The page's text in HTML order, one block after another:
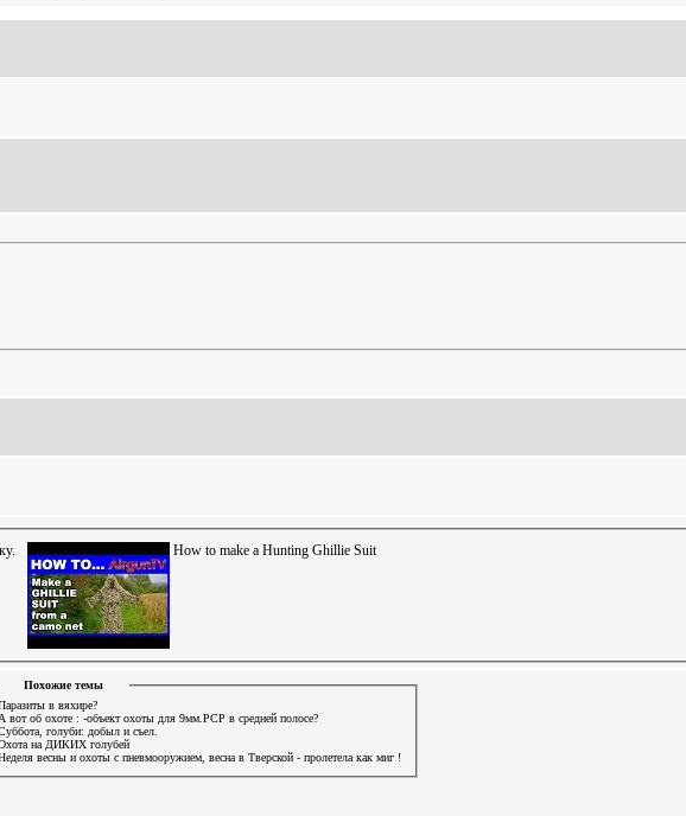
How to make a Hunting Ghillie Suit
Похожие темы
в вяхире?
А вот об охоте : -объект охоты для 9мм.РСР в средней полосе?
голуби: добыл и съел.
на ДИКИХ голубей
весны и охоты с пневмооружием, весна в Тверской - пролетела как миг !